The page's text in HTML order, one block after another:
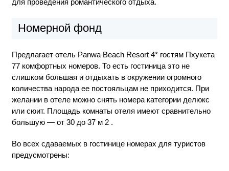
Номерной фонд
Предлагает отель Panwa Beach Resort 4* гостям Пхукета
77 комфортных номеров. То есть гостиница это не
слишком большая и отдыхать в окружении огромного
количества народа ее постояльцам не приходится. При
желании в отеле можно снять номера категории делюкс
или сюит. Площадь комнаты отеля имеют сравнительно
большую — от 30 до 37 м 2 .
Во всех сдаваемых в гостинице номерах для туристов
предусмотрены: